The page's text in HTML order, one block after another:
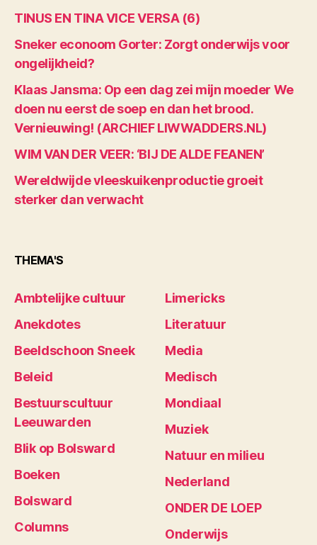
TINUS EN TINA VICE VERSA (6)
Sneker econoom Gorter: Zorgt onderwijs voor
ongelijkheid?
Klaas Jansma: Op een dag zei mijn moeder We
doen nu eerst de soep en dan het brood.
Vernieuwing! (ARCHIEF LIWWADDERS.NL)
WIM VAN DER VEER: ‘BIJ DE ALDE FEANEN’
Wereldwijde vleeskuikenproductie groeit
sterker dan verwacht
THEMA'S
Ambtelijke cultuur
Anekdotes
Beeldschoon Sneek
Beleid
Bestuurscultuur
Leeuwarden
Blik op Bolsward
Boeken
Bolsward
Columns
Limericks
Literatuur
Media
Medisch
Mondiaal
Muziek
Natuur en milieu
Nederland
ONDER DE LOEP
Onderwijs